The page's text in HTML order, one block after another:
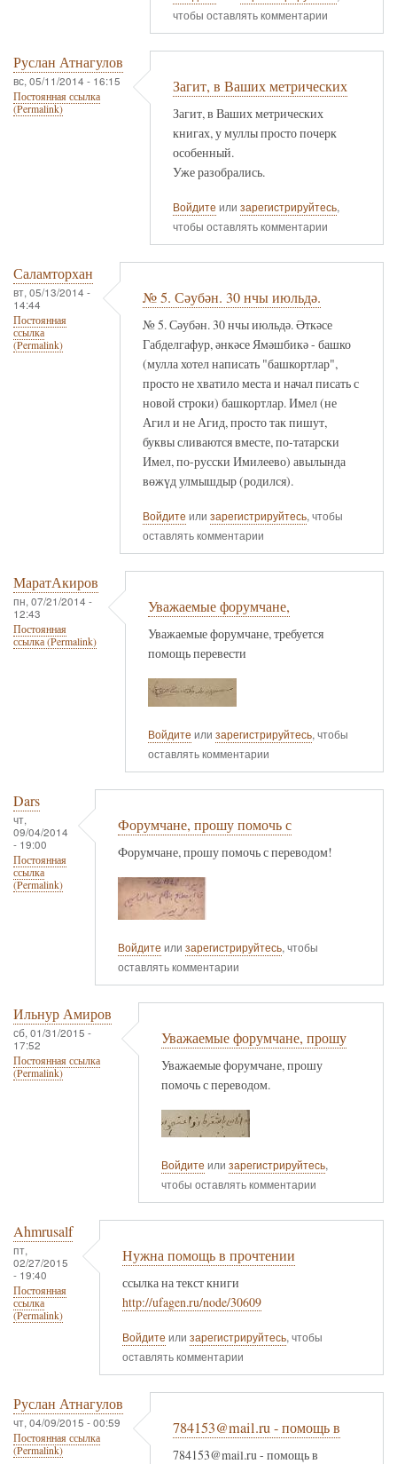
чтобы оставлять комментарии
Руслан Атнагулов
вс, 05/11/2014 - 16:15
Постоянная ссылка
(Permalink)
Загит, в Ваших метрических
Загит, в Ваших метрических
книгах, у муллы просто почерк
особенный.
Уже разобрались.
Войдите или зарегистрируйтесь,
чтобы оставлять комментарии
Саламторхан
вт, 05/13/2014 -
14:44
Постоянная
ссылка
(Permalink)
№ 5. Сәубән. 30 нчы июльдә.
№ 5. Сәубән. 30 нчы июльдә. Әткәсе
Габделгафур, әнкәсе Ямәшбикә - башко
(мулла хотел написать "башкортлар",
просто не хватило места и начал писать с
новой строки) башкортлар. Имел (не
Агил и не Агид, просто так пишут,
буквы сливаются вместе, по-татарски
Имел, по-русски Имилеево) авылында
вөжүд улмышдыр (родился).
Войдите или зарегистрируйтесь, чтобы
оставлять комментарии
МаратАкиров
пн, 07/21/2014 -
12:43
Постоянная
ссылка (Permalink)
Уважаемые форумчане,
Уважаемые форумчане, требуется
помощь перевести
Войдите или зарегистрируйтесь, чтобы
оставлять комментарии
Dars
чт,
09/04/2014
- 19:00
Постоянная
ссылка
(Permalink)
Форумчане, прошу помочь с
Форумчане, прошу помочь с переводом!
Войдите или зарегистрируйтесь, чтобы
оставлять комментарии
Ильнур Амиров
сб, 01/31/2015 -
17:52
Постоянная ссылка
(Permalink)
Уважаемые форумчане, прошу
Уважаемые форумчане, прошу
помочь с переводом.
Войдите или зарегистрируйтесь,
чтобы оставлять комментарии
Ahmrusalf
пт,
02/27/2015
- 19:40
Постоянная
ссылка
(Permalink)
Нужна помощь в прочтении
ссылка на текст книги
http://ufagen.ru/node/30609
Войдите или зарегистрируйтесь, чтобы
оставлять комментарии
Руслан Атнагулов
чт, 04/09/2015 - 00:59
Постоянная ссылка
(Permalink)
784153@mail.ru - помощь в
784153@mail.ru - помощь в